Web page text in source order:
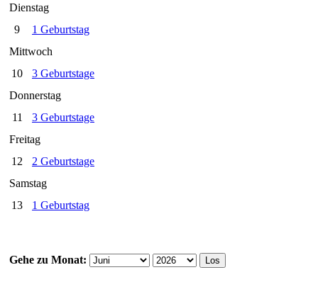
Dienstag
9
1 Geburtstag
Mittwoch
10
3 Geburtstage
Donnerstag
11
3 Geburtstage
Freitag
12
2 Geburtstage
Samstag
13
1 Geburtstag
Gehe zu Monat: